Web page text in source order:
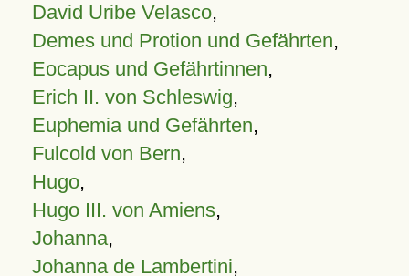
David Uribe Velasco,
Demes und Protion und Gefährten,
Eocapus und Gefährtinnen,
Erich II. von Schleswig,
Euphemia und Gefährten,
Fulcold von Bern,
Hugo,
Hugo III. von Amiens,
Johanna,
Johanna de Lambertini,